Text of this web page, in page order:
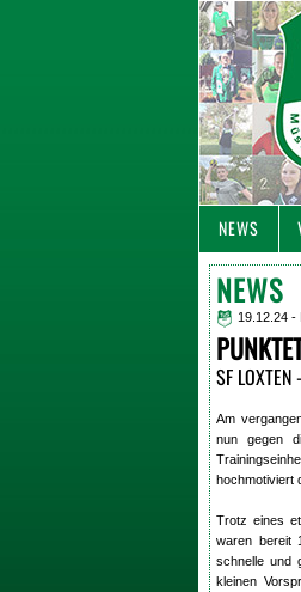
NEWS
NEWS
19.12.24 -
SF
Am
nun gegen
hochmotiviert
Trotz eines
waren bereit
schnelle und
kleinen